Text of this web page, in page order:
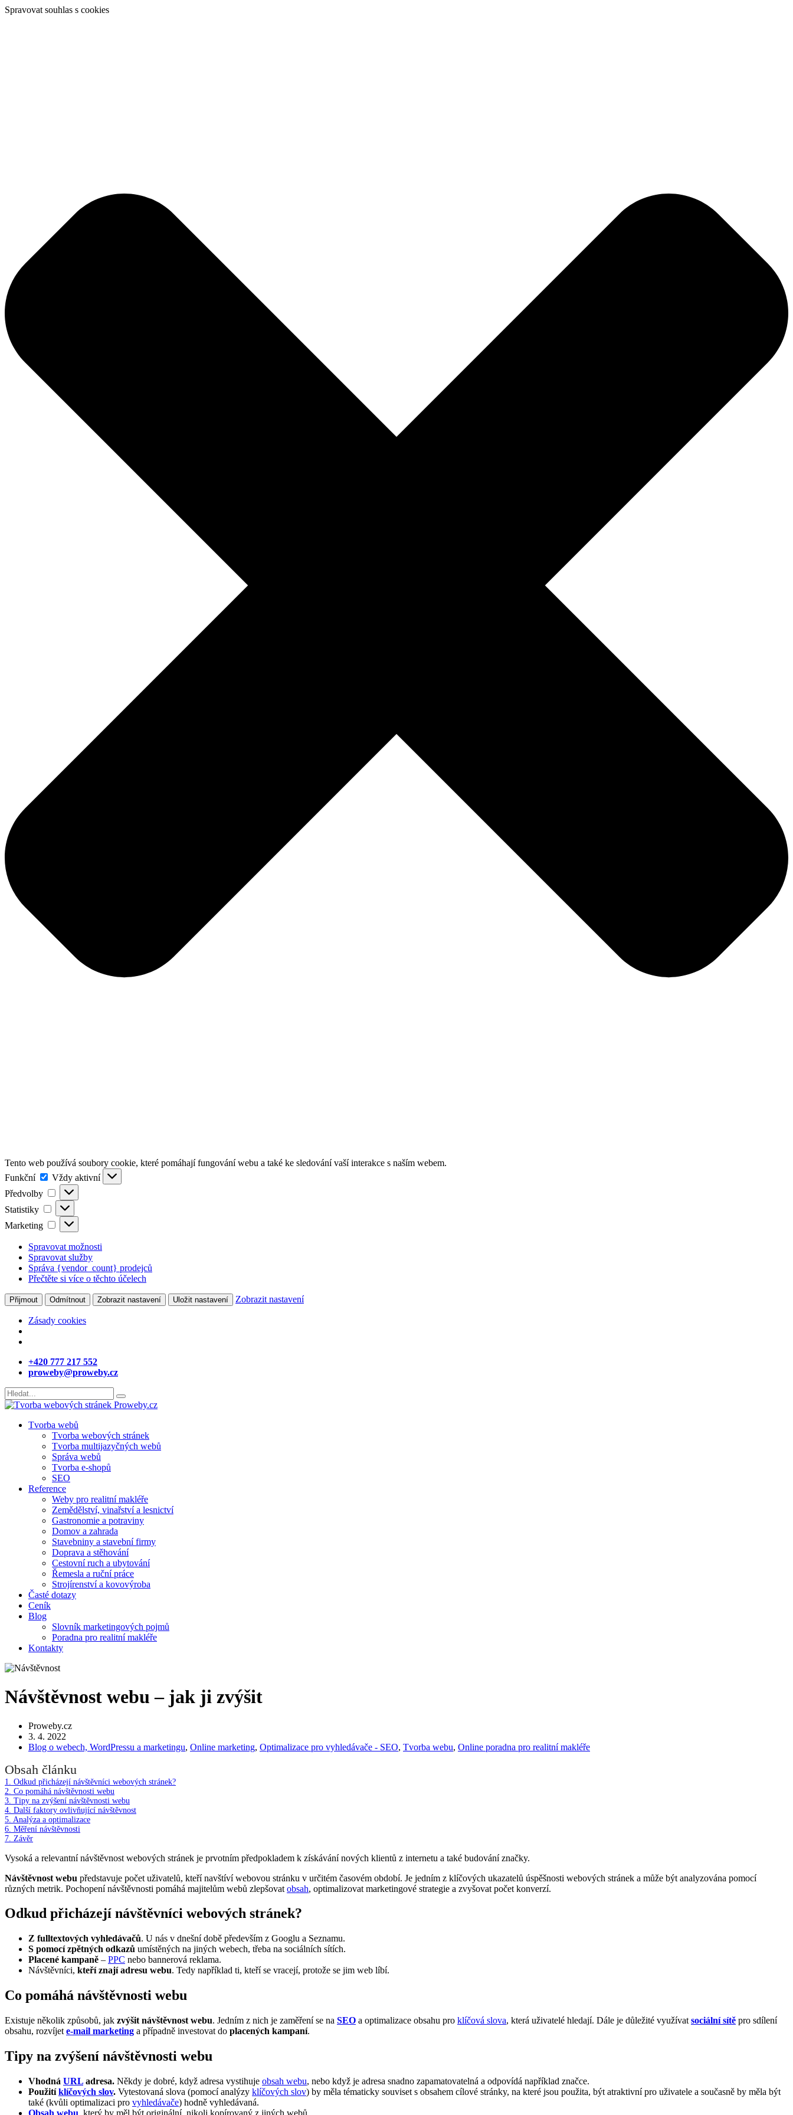
Spravovat souhlas s cookies
Tento web používá soubory cookie, které pomáhají fungování webu a také ke sledování vaší interakce s naším webem.
Funkční
Funkční
Vždy aktivní
Předvolby
Předvolby
Statistiky Statistiky
Marketing Marketing
Spravovat možnosti
Spravovat služby
Správa {vendor_count} prodejců
Přečtěte si více o těchto účelech
Přijmout Odmítnout Zobrazit nastavení Uložit nastavení Zobrazit nastavení
Zásady cookies
+420 777 217 552
proweby@proweby.cz
Tvorba webů
Tvorba webových stránek
Tvorba multijazyčných webů
Správa webů
Tvorba e-shopů
SEO
Reference
Weby pro realitní makléře
Zemědělství, vinařství a lesnictví
Gastronomie a potraviny
Domov a zahrada
Stavebniny a stavební firmy
Doprava a stěhování
Cestovní ruch a ubytování
Řemesla a ruční práce
Strojírenství a kovovýroba
Časté dotazy
Ceník
Blog
Slovník marketingových pojmů
Poradna pro realitní makléře
Kontakty
Návštěvnost webu – jak ji zvýšit
Proweby.cz
3. 4. 2022
Blog o webech, WordPressu a marketingu, Online marketing, Optimalizace pro vyhledávače - SEO, Tvorba webu, Online poradna pro realitní makléře
Obsah článku
1.
Odkud přicházejí návštěvníci webových stránek?
2. Co pomáhá návštěvnosti webu
3. Tipy na zvýšení návštěvnosti webu
4. Další faktory ovlivňující návštěvnost
5. Analýza a optimalizace
6. Měření návštěvnosti
7. Závěr
Vysoká a relevantní návštěvnost webových stránek je prvotním předpokladem k získávání nových klientů z internetu a také budování značky.
Návštěvnost webu představuje počet uživatelů, kteří navštíví webovou stránku v určitém časovém období. Je jedním z klíčových ukazatelů úspěšnosti webových stránek a může být analyzována pomocí
různých metrik. Pochopení návštěvnosti pomáhá majitelům webů zlepšovat obsah, optimalizovat marketingové strategie a zvyšovat počet konverzí.
Odkud přicházejí návštěvníci webových stránek?
Z fulltextových vyhledávačů. U nás v dnešní době především z Googlu a Seznamu.
S pomocí zpětných odkazů umístěných na jiných webech, třeba na sociálních sítích.
Placené kampaně – PPC nebo bannerová reklama.
Návštěvníci, kteří znají adresu webu. Tedy například ti, kteří se vracejí, protože se jim web líbí.
Co pomáhá návštěvnosti webu
Existuje několik způsobů, jak zvýšit návštěvnost webu. Jedním z nich je zaměření se na SEO a optimalizace obsahu pro klíčová slova, která uživatelé hledají. Dále je důležité využívat sociální sítě pro sdílení
obsahu, rozvíjet e-mail marketing a případně investovat do placených kampaní.
Tipy na zvýšení návštěvnosti webu
Vhodná URL adresa. Někdy je dobré, když adresa vystihuje obsah webu, nebo když je adresa snadno zapamatovatelná a odpovídá například značce.
Použitíklíčových slov. Vytestovaná slova (pomocí analýzy klíčových slov) by měla tématicky souviset s obsahem cílové stránky, na které jsou použita, být atraktivní pro uživatele a současně by měla být
také (kvůli optimalizaci pro vyhledávače) hodně vyhledávaná.
Obsah webu , který by měl být originální, nikoli kopírovaný z jiných webů.